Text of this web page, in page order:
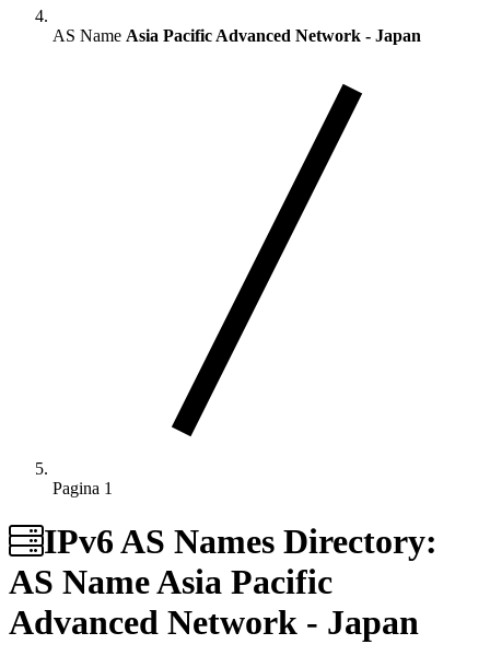
AS Name Asia Pacific Advanced Network - Japan
Pagina 1
IPv6 AS Names Directory:
AS NameAsia Pacific
Advanced Network - Japan